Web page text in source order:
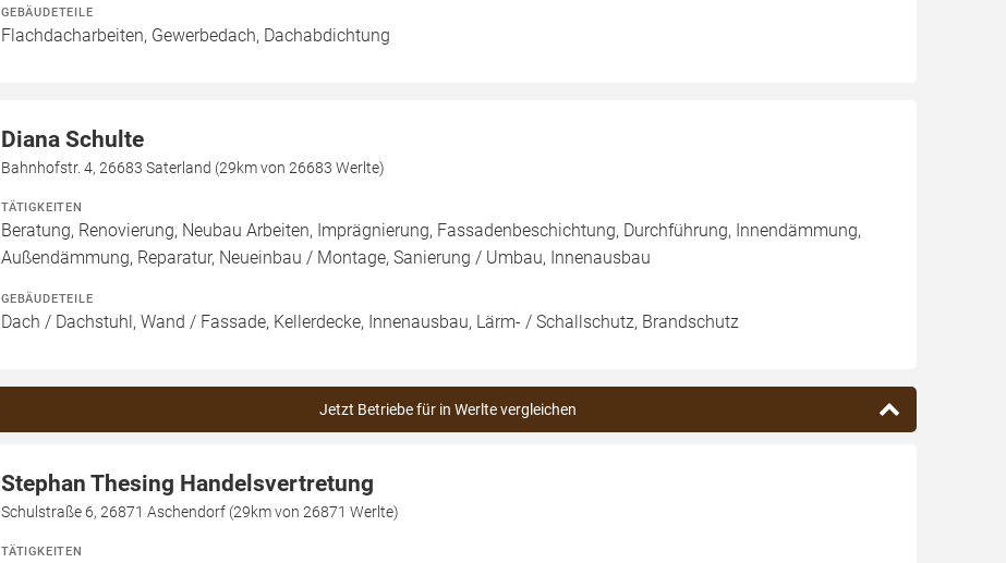
GEBÄUDETEILE
Flachdacharbeiten, Gewerbedach, Dachabdichtung
Diana Schulte
Bahnhofstr. 4, 26683 Saterland (29km von 26683 Werlte)
TÄTIGKEITEN
Beratung, Renovierung, Neubau Arbeiten, Imprägnierung, Fassadenbeschichtung, Durchführung, Innendämmung,
Außendämmung, Reparatur, Neueinbau / Montage, Sanierung / Umbau, Innenausbau
GEBÄUDETEILE
Dach / Dachstuhl, Wand / Fassade, Kellerdecke, Innenausbau, Lärm- / Schallschutz, Brandschutz
Jetzt Betriebe für in Werlte vergleichen
Stephan Thesing Handelsvertretung
Schulstraße 6, 26871 Aschendorf (29km von 26871 Werlte)
TÄTIGKEITEN